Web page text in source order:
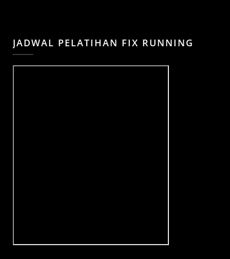
JADWAL PELATIHAN FIX RUNNING